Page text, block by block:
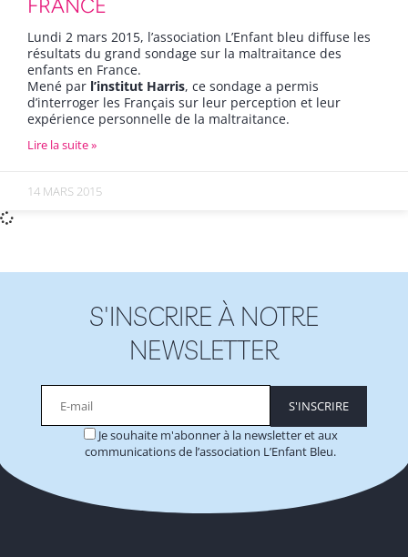
FRANCE
Lundi 2 mars 2015, l’association L’Enfant bleu diffuse les
résultats du grand sondage sur la maltraitance des
enfants en France.
Mené par l’institut Harris, ce sondage a permis
d’interroger les Français sur leur perception et leur
expérience personnelle de la maltraitance.
Lire la suite »
14 MARS 2015
S'INSCRIRE À NOTRE
NEWSLETTER
Je souhaite m'abonner à la newsletter et aux
communications de l’association L’Enfant Bleu.